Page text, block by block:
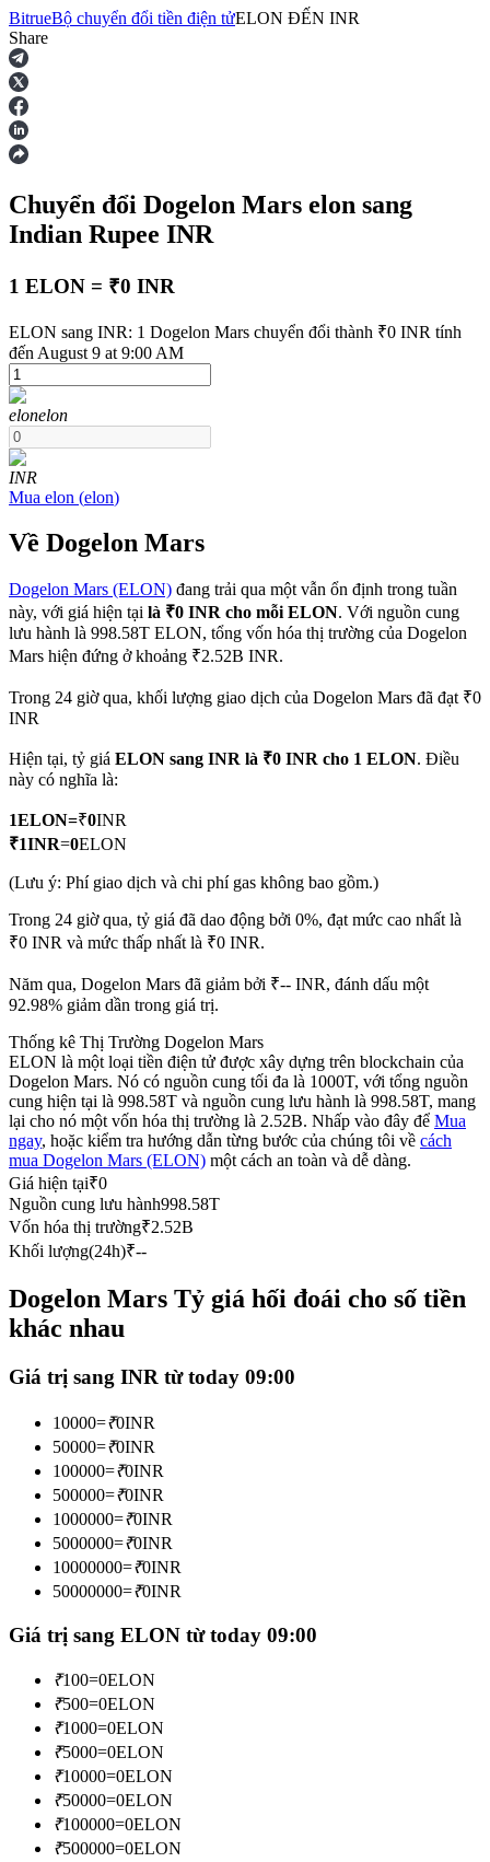
Hợp đồng tương lai
USDT Futures
Futures sử dụng USDT làm tài sản thế chấp
COIN-M Futures
Futures sử dụng token làm tài sản thế chấp
TradFi
Futures sử dụng USDC làm tài sản thế chấp
Sao chép Giao dịch
Tham gia cùng các nhà giao dịch hàng đầu
Trở thành Nhà giao dịch Sao chép
Tận hưởng chia sẻ lợi nhuận và hoa hồng giao dịch sao chép
Thông tin
Phân tích dữ liệu lớn bao gồm thông tin giao dịch, v.v.
BitrueBộ chuyển đổi tiền điện tửELON ĐẾN INR
Share
Chuyển đổi Dogelon Mars elon sang
Indian Rupee INR
1 ELON = ₹0 INR
ELON sang INR: 1 Dogelon Mars chuyển đổi thành ₹0 INR tính
đến August 9 at 9:00 AM
elonelon
INR
Mua elon (elon)
Về Dogelon Mars
Dogelon Mars (ELON) đang trải qua một vẫn ổn định trong tuần
này, với giá hiện tại là ₹0 INR cho mỗi ELON. Với nguồn cung
lưu hành là 998.58T ELON, tổng vốn hóa thị trường của Dogelon
Mars hiện đứng ở khoảng ₹2.52B INR.
Trong 24 giờ qua, khối lượng giao dịch của Dogelon Mars đã đạt ₹0
INR
Hiện tại, tỷ giá ELON sang INR là ₹0 INR cho 1 ELON. Điều
này có nghĩa là:
1ELON=₹0INR
₹1INR=0ELON
(Lưu ý: Phí giao dịch và chi phí gas không bao gồm.)
Trong 24 giờ qua, tỷ giá đã dao động bởi 0%, đạt mức cao nhất là
₹0 INR và mức thấp nhất là ₹0 INR.
Năm qua, Dogelon Mars đã giảm bởi ₹-- INR, đánh dấu một
92.98% giảm dần trong giá trị.
Thống kê Thị Trường Dogelon Mars
ELON là một loại tiền điện tử được xây dựng trên blockchain của
Dogelon Mars. Nó có nguồn cung tối đa là 1000T, với tổng nguồn
cung hiện tại là 998.58T và nguồn cung lưu hành là 998.58T, mang
lại cho nó một vốn hóa thị trường là 2.52B. Nhấp vào đây để Mua
ngay, hoặc kiểm tra hướng dẫn từng bước của chúng tôi về cách
mua Dogelon Mars (ELON) một cách an toàn và dễ dàng.
Giá hiện tại₹0
Nguồn cung lưu hành998.58T
Vốn hóa thị trường₹2.52B
Khối lượng(24h)₹--
Dogelon Mars Tỷ giá hối đoái cho số tiền
khác nhau
Giá trị sang INR từ today 09:00
10000=₹0INR
50000=₹0INR
100000=₹0INR
500000=₹0INR
1000000=₹0INR
5000000=₹0INR
10000000=₹0INR
50000000=₹0INR
Giá trị sang ELON từ today 09:00
₹100=0ELON
₹500=0ELON
₹1000=0ELON
₹5000=0ELON
₹10000=0ELON
₹50000=0ELON
₹100000=0ELON
₹500000=0ELON